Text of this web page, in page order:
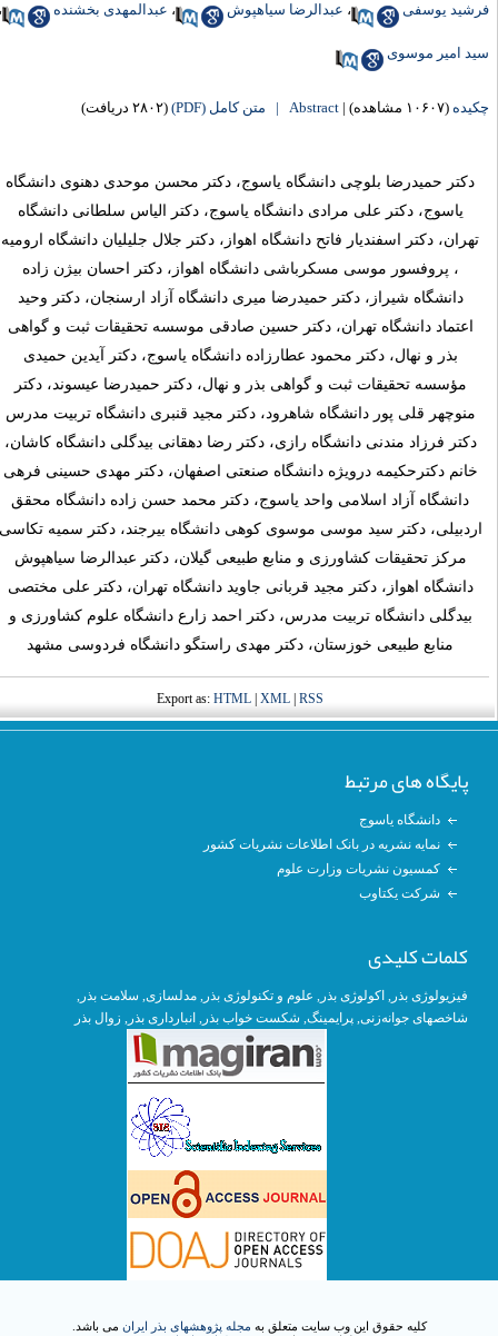
یوسفی ،عبدالرضا سیاهپوش ،عبدالمهدی بخشنده ،
امیر موسوی
(۱۰۶۰۷ مشاهده) |
Abstract | متن کامل (PDF) (۲۸۰۲ دریافت)
دکتر حمیدرضا بلوچی دانشگاه یاسوج، دکتر محسن موحدی دهنوی دانشگاه
یاسوج، دکتر علی مرادی دانشگاه ياسوج، دكتر الیاس سلطانی دانشگاه
تهران، دكتر اسفندیار فاتح دانشگاه اهواز، دكتر جلال جلیلیان دانشگاه اروميه
، پروفسور موسی مسکرباشی دانشگاه اهواز، دكتر احسان بیژن زاده
دانشگاه شیراز، دكتر حمیدرضا میری دانشگاه آزاد ارسنجان، دکتر وحید
اعتماد دانشگاه تهران، دکتر حسین صادقی موسسه تحقیقات ثبت و گواهی
بذر و نهال، دکتر محمود عطارزاده دانشگاه ياسوج، دکتر آیدین حمیدی
مؤسسه تحقيقات ثبت و گواهی بذر و نهال، دكتر حمیدرضا عیسوند، دكتر
منوچهر قلی پور دانشگاه شاهرود، دکتر مجید قنبری دانشگاه تربیت مدرس
دکتر فرزاد مندنی دانشگاه رازی، دکتر رضا دهقانی بیدگلی دانشگاه کاشان،
خانم دکترحکیمه درویژه دانشگاه صنعتی اصفهان، دکتر مهدی حسینی فرهی
دانشگاه آزاد اسلامی واحد یاسوج، دکتر محمد حسن زاده دانشگاه محقق
دکتر سید موسی موسوی کوهی دانشگاه بیرجند، دکتر سمیه تکاسی
مرکز تحقیقات کشاورزی و منابع طبیعی گیلان، دکتر عبدالرضا سیاهپوش
دانشگاه اهواز، دکتر مجید قربانی جاوید دانشگاه تهران، دکتر علی مختصی
بیدگلی دانشگاه تربیت مدرس، دکتر احمد زارع دانشگاه علوم کشاورزی و
منابع طبیعی خوزستان، دکتر مهدی راستگو دانشگاه فردوسی مشهد
Export as:HTML|XML|RSS
پایگاه های مرتبط
دانشگاه یاسوج
نمایه نشریه در بانک اطلاعات نشریات کشور
کمسیون نشریات وزارت علوم
شرکت یکتاوب
کلمات کلیدی
فیزیولوژی بذر ,اکولوژی بذر ,علوم و تکنولوژی بذر ,مدلسازی, سلامت بذر,
شاخصهای جوانه‌زنی ,پرایمینگ, شکست خواب بذر,انبارداری بذر ,زوال بذر
کلیه حقوق این وب سایت متعلق به مجله پژوهشهای بذر ایرانمی باشد.